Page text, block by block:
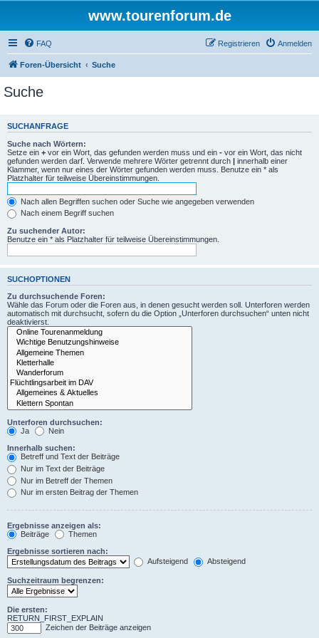
www.tourenforum.de
FAQ Anmelden
Registrieren
Foren-Übersicht Suche
Suche
SUCHANFRAGE
Suche nach Wörtern:
Setze ein + vor ein Wort, das gefunden werden muss und ein - vor ein Wort, das nicht
gefunden werden darf. Verwende mehrere Wörter getrennt durch | innerhalb einer
Klammer, wenn nur eines der Wörter gefunden werden muss. Benutze ein * als
Platzhalter für teilweise Übereinstimmungen.
Nach allen Begriffen suchen oder Suche wie angegeben verwenden
Nach einem Begriff suchen
Zu suchender Autor:
Benutze ein * als Platzhalter für teilweise Übereinstimmungen.
SUCHOPTIONEN
Zu durchsuchende Foren:
Wähle das Forum oder die Foren aus, in denen gesucht werden soll. Unterforen werden
automatisch mit durchsucht, sofern du die Option „Unterforen durchsuchen“ unten nicht
deaktivierst.
Unterforen durchsuchen:
Ja
Nein
Innerhalb suchen:
Betreff und Text der Beiträge
Nur im Text der Beiträge
Nur im Betreff der Themen
Nur im ersten Beitrag der Themen
Ergebnisse anzeigen als:
Beiträge
Themen
Ergebnisse sortieren nach:
Aufsteigend
Absteigend
Suchzeitraum begrenzen:
Die ersten:
RETURN_FIRST_EXPLAIN
Zeichen der Beiträge anzeigen